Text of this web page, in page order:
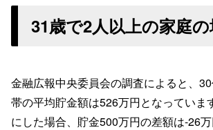
31歳で2人以上の家庭
金融広報中央委員会の調査によると、
帯の平均貯金額は526万円となっていま
にした場合、貯金500万円の差額は-26